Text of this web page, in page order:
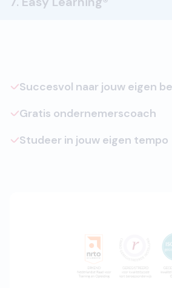
Succesvol naar jouw eigen
Gratis ondernemerscoach
Studeer in jouw eigen tempo